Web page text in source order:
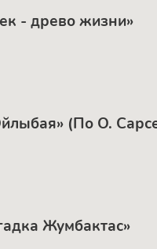
- древо жизни»
(По О.
Жумбактас»